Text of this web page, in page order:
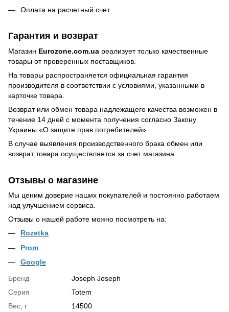
Оплата на расчетный счет
Гарантия и возврат
Магазин Eurozone.com.ua реализует только качественные
товары от проверенных поставщиков.
На товары распространяется официальная гарантия
производителя в соответствии с условиями, указанными в
карточке товара.
Возврат или обмен товара надлежащего качества возможен в
течение 14 дней с момента получения согласно Закону
Украины «О защите прав потребителей»
В случае выявления производственного брака обмен или
возврат товара осуществляется за счет магазина.
Отзывы о магазине
Мы ценим доверие наших покупателей и постоянно работаем
над улучшением сервиса.
Отзывы о нашей работе можно посмотреть на:
Rozetka
Prom
Google
Бренд
Joseph Joseph
Серия
Totem
Вес, г
14500